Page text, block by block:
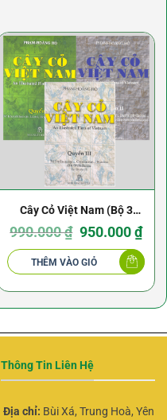
Cây Cỏ Việt Nam (Bộ 3
quyển) – Phạm Hoàng Hộ
990.000₫ Giá
gốc
990.000 ₫.
950.000₫Giá
hiện
là:
THÊM VÀO GIỎ
Thông Tin Liên Hệ
Địa chỉ: Bùi Xá, Trung Hoà, Yên